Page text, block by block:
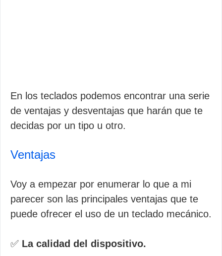
En los teclados podemos encontrar una serie
de ventajas y desventajas que harán que te
decidas por un tipo u otro.
Ventajas
Voy a empezar por enumerar lo que a mi
parecer son las principales ventajas que te
puede ofrecer el uso de un teclado mecánico.
✅ La calidad del dispositivo.